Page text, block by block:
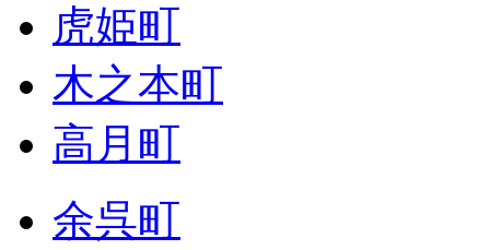
虎姫町
木之本町
高月町
余呉町